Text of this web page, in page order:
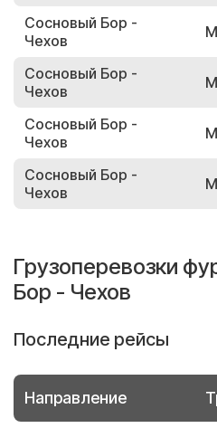
Сосновый Бор -
Чехов
Сосновый Бор -
Чехов
Сосновый Бор -
Чехов
Сосновый Бор -
Чехов
Грузоперевозки
Бор - Чехов
Последние рейсы
Направление